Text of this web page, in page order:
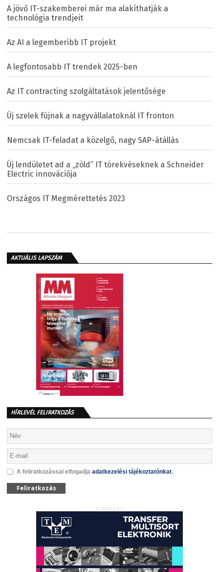
A jövő IT-szakemberei már ma alakíthatják a
technológia trendjeit
Az AI a legemberibb IT projekt
A legfontosabb IT trendek 2025-ben
Az IT contracting szolgáltatások jelentősége
Új szelek fújnak a nagyvállalatoknál IT fronton
Nemcsak IT-feladat a közelgő, nagy SAP-átállás
Új lendületet ad a „zöld” IT törekvéseknek a Schneider
Electric innovációja
Országos IT Megmérettetés 2023
AKTUÁLIS LAPSZÁM
HÍRLEVÉL FELIRATKOZÁS
A feliratkozással elfogadja adatkezelési tájékoztatónkat.
Feliratkozás
HIRDETÉS